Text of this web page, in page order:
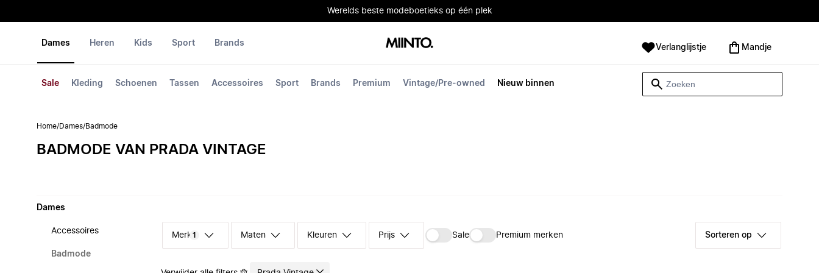
Werelds beste modeboetieks op één plek
Dames
Sale Kleding Schoenen Tassen Accessoires Sport Brands Premium Vintage/Pre-owned Nieuw binnen
Heren Kids Sport Brands Verlanglijstje Mandje
Home/Dames/Badmode
BADMODE VAN PRADA VINTAGE
Dames
Accessoires
Badmode
Merk 1 Maten Kleuren Prijs Sale Premium merken Sorteren op